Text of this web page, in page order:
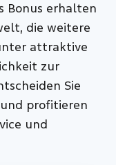
Bonus erhalten
die weitere
attraktive
zur
Sie
profitieren
und